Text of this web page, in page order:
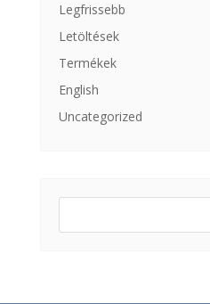
Legfrissebb
Letöltések
Termékek
English
Uncategorized
Keresés: